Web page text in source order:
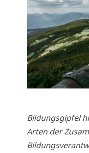
Bildungsgipfel
Arten der